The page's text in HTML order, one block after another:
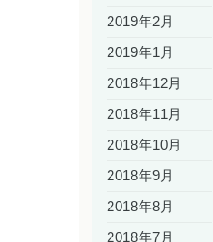
2019年2月
2019年1月
2018年12月
2018年11月
2018年10月
2018年9月
2018年8月
2018年7月